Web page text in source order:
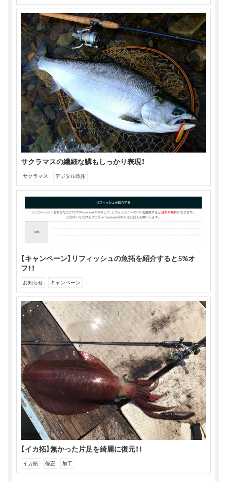
サクラマスの繊細な鱗もしっかり表現！
サクラマス デジタル魚拓
【キャンペーン】リフィッシュの魚拓を紹介すると5%オ
フ！！
お知らせ キャンペーン
【イカ拓】無かった片足を綺麗に復元！！
イカ拓 修正 加工